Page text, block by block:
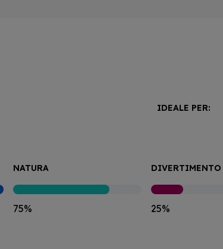
IDEALE PER:
NATURA
75%
DIVERTIMENTO
25%